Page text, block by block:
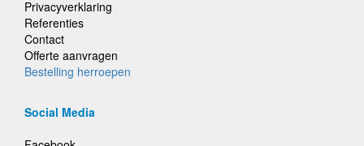
Privacyverklaring
Referenties
Contact
Offerte aanvragen
Bestelling herroepen
Social Media